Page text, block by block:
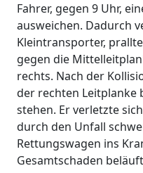
Fahrer, gegen 9 Uhr,
ausweichen. Dadurch
Kleintransporter, prallte
gegen die
rechts. Nach der
der rechten Leitplanke
stehen. Er verletzte sich
durch den Unfall
Rettungswagen ins
Gesamtschaden